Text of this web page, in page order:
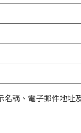
名稱、電子郵件地址